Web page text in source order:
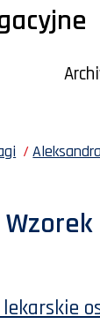
Wzorek